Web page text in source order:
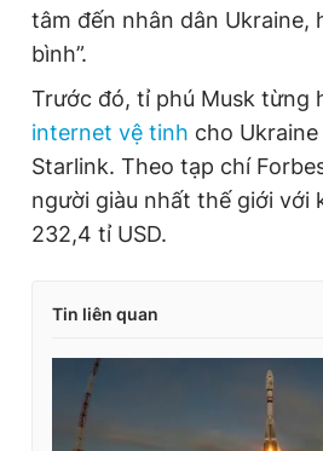
tâm đến nhân dân Ukraine,
bình”.
Trước đó, tỉ phú Musk từng
internet vệ tinh cho
Starlink. Theo tạp chí
người giàu nhất thế giới với
232,4 tỉ USD.
Tin liên quan